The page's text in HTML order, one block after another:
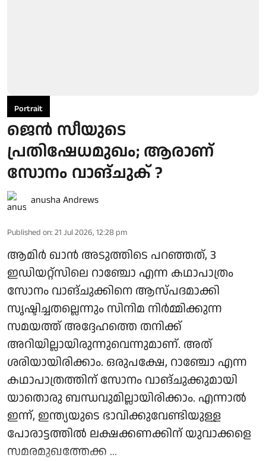
Portrait
ജെൻ സീയുടെ
പ്രതിഷേധമുഖം; ആരാണ്
സോനം വാങ്ചുക് ?
anusha Andrews
Published on: 21 Jul 2026, 12:28 pm
ആമിർ ഖാൻ അടുത്തിടെ പറഞ്ഞത്, 3
ഇഡിയറ്റ്സിലെ റാഞ്ചോ എന്ന കഥാപാത്രം
സോനം വാങ്ചുക്കിനെ ആസ്പദമാക്കി
സൃഷ്ടിച്ചതല്ലെന്നും സിനിമ നിർമ്മിക്കുന്ന
സമയത്ത് അദ്ദേഹത്തെ തനിക്ക്
അറിയില്ലായിരുന്നുവെന്നുമാണ്. അത്
ശരിയായിരിക്കാം. ഒരുപക്ഷേ, റാഞ്ചോ എന്ന
കഥാപാത്രത്തിന് സോനം വാങ്ചുക്കുമായി
യാതൊരു ബന്ധവുമില്ലായിരിക്കാം. എന്നാല്‍
ഇന്ന്, ഇന്ത്യയുടെ ഭാവിക്കുവേണ്ടിയുള്ള
പോരാട്ടത്തിൽ ലക്ഷക്കണക്കിന് യുവാക്കളെ
സമരമുഖത്തേക്ക ...